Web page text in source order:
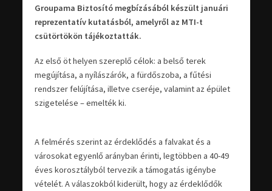
Groupama Biztosító megbízásából készült januári
reprezentatív kutatásból, amelyről az MTI-t
csütörtökön tájékoztatták.
Az első öt helyen szereplő célok: a belső terek
megújítása, a nyílászárók, a fürdőszoba, a fűtési
rendszer felújítása, illetve cseréje, valamint az épület
szigetelése – emelték ki.
A felmérés szerint az érdeklődés a falvakat és a
városokat egyenlő arányban érinti, legtöbben a 40-49
éves korosztályból tervezik a támogatás igénybe
vételét. A válaszokból kiderült, hogy az érdeklődők